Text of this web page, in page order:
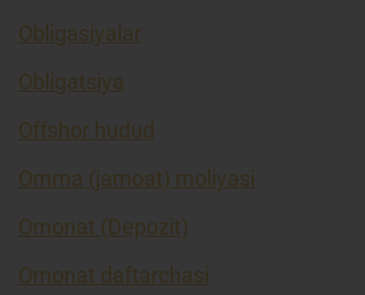
Obligasiyalar
Obligatsiya
Offshor hudud
Omma (jamoat) moliyasi
Omonat (Depozit)
Omonat daftarchasi